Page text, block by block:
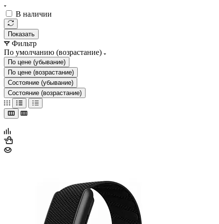
В наличии
Показать
Фильтр
По умолчанию (возрастание)
По цене (убывание)
По цене (возрастание)
Состояние (убывание)
Состояние (возрастание)